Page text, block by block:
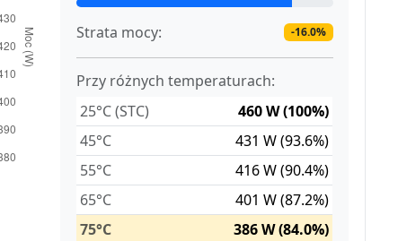
Strata mocy: -16.0%
Przy różnych temperaturach:
25°C (STC)
460 W (100%)
45°C
431 W (93.6%)
55°C
416 W (90.4%)
65°C
401 W (87.2%)
75°C
386 W (84.0%)